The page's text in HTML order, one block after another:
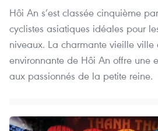
Hôi An s’est classée cinquième
cyclistes asiatiques idéales pour
niveaux. La charmante vieille
environnante de Hôi An offre une
aux passionnés de la petite reine.